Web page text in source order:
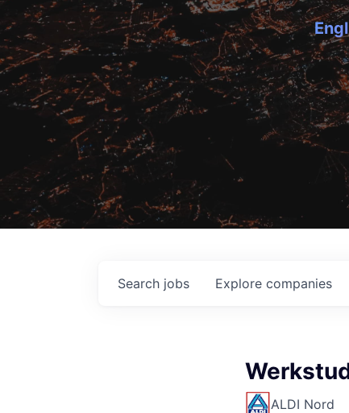
Search jobs Explore companies
ALDI Nord